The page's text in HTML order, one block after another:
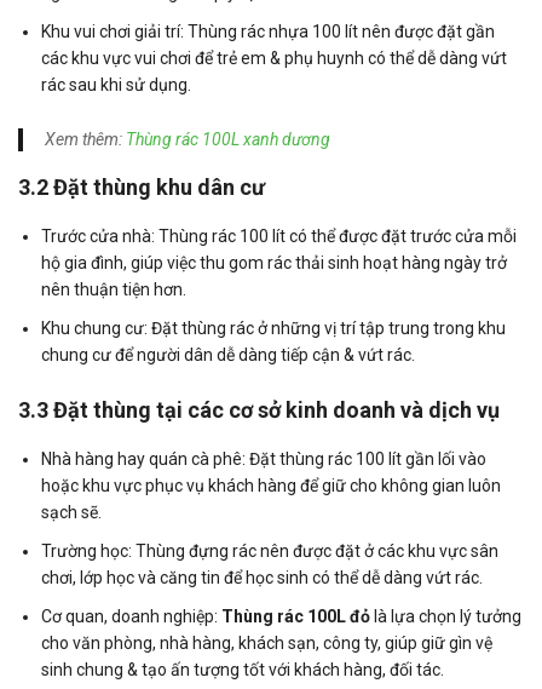
Khu vui chơi giải trí: Thùng rác nhựa 100 lít nên được đặt gần
các khu vực vui chơi để trẻ em & phụ huynh có thể dễ dàng vứt
rác sau khi sử dụng.
Xem thêm: Thùng rác 100L xanh dương
3.2 Đặt thùng khu dân cư
Trước cửa nhà: Thùng rác 100 lít có thể được đặt trước cửa mỗi
hộ gia đình, giúp việc thu gom rác thải sinh hoạt hàng ngày trở
nên thuận tiện hơn.
Khu chung cư: Đặt thùng rác ở những vị trí tập trung trong khu
chung cư để người dân dễ dàng tiếp cận & vứt rác.
3.3 Đặt thùng tại các cơ sở kinh doanh và dịch vụ
Nhà hàng hay quán cà phê: Đặt thùng rác 100 lít gần lối vào
hoặc khu vực phục vụ khách hàng để giữ cho không gian luôn
sạch sẽ.
Trường học: Thùng đựng rác nên được đặt ở các khu vực sân
chơi, lớp học và căng tin để học sinh có thể dễ dàng vứt rác.
Cơ quan, doanh nghiệp: Thùng rác 100L đỏ là lựa chọn lý tưởng
cho văn phòng, nhà hàng, khách sạn, công ty, giúp giữ gìn vệ
sinh chung & tạo ấn tượng tốt với khách hàng, đối tác.